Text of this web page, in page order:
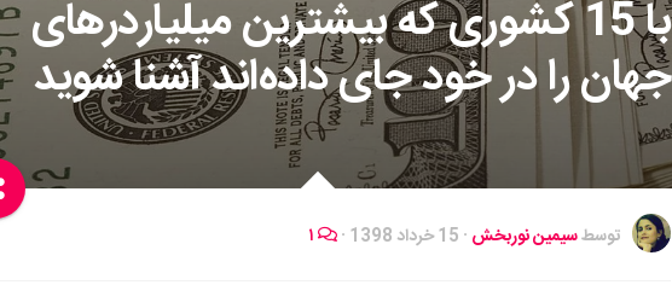
با 15 کشوری که بیشترین میلیاردرهای
جهان را در خود جای داده‌اند آشنا شوید
توسطسیمین نوربخش · 15 خرداد 1398 ·